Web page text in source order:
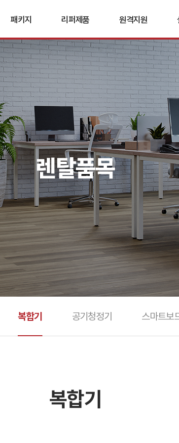
패키지
복합기+공청기
복합기+세단기
복합기
+나스네트워크
리퍼제품
PC/노트북
복합기
원격지원
렌탈품목
복합기 공기청정기 스마트보
복합기